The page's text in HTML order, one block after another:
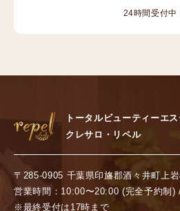
24時間受付中
トータルビューティーエ
クレサロ・リペル
〒285-0905 千葉県印旛郡酒々井町上
営業時間：10:00〜20:00 (完全予約制)
※最終受付は17時まで